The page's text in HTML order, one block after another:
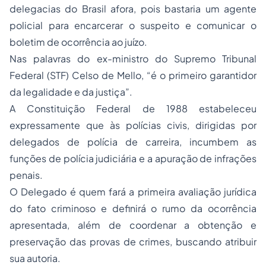
delegacias do Brasil afora, pois bastaria um agente
policial para encarcerar o suspeito e comunicar o
boletim de ocorrência ao juízo.
Nas palavras do ex-ministro do Supremo Tribunal
Federal (STF) Celso de Mello, “é o primeiro garantidor
da legalidade e da justiça”.
A Constituição Federal de 1988 estabeleceu
expressamente que às polícias civis, dirigidas por
delegados de polícia de carreira, incumbem as
funções de polícia judiciária e a apuração de infrações
penais.
O Delegado é quem fará a primeira avaliação jurídica
do fato criminoso e definirá o rumo da ocorrência
apresentada, além de coordenar a obtenção e
preservação das provas de crimes, buscando atribuir
sua autoria.